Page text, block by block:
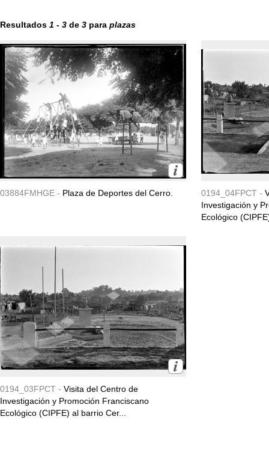
Resultados 1 - 3 de 3 para plazas
03884FMHGE - Plaza de Deportes del Cerro. 0194_04FPCT -
Investigación y
Ecológico
0194_03FPCT - Visita del Centro de
Investigación y Promoción Franciscano
Ecológico (CIPFE) al barrio Cer...